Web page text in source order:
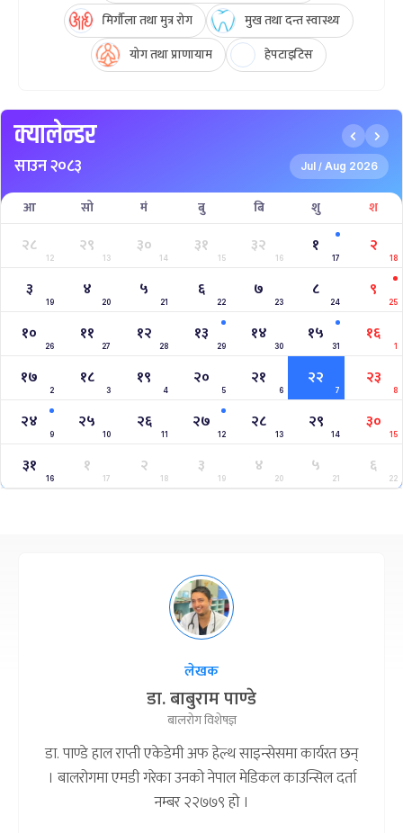
मिर्गौला तथा मुत्र रोग
मुख तथा दन्त स्वास्थ्य
योग तथा प्राणायाम
हेपटाइटिस
क्यालेन्डर
साउन २०८३ Jul / Aug 2026
आ सो मं बु बि शु श
२८
12
२९
13
३०
14
३१
15
३२
16
१
17
२
18
३
19
४
20
५
21
६
22
७
23
८
24
९
25
१०
26
११
27
१२
28
१३
29
१४
30
१५
31
१६
1
१७
2
१८
3
१९
4
२०
5
२१
6
२२
7
२३
8
२४
9
२५
10
२६
11
२७
12
२८
13
२९
14
३०
15
३१
16
१
17
२
18
३
19
४
20
५
21
६
22
लेखक
डा. बाबुराम पाण्डे
बालरोग विशेषज्ञ
डा. पाण्डे हाल राप्ती एकेडेमी अफ हेल्थ साइन्सेसमा कार्यरत छन्
। बालरोगमा एमडी गरेका उनको नेपाल मेडिकल काउन्सिल दर्ता
नम्बर २२७७९ हो ।